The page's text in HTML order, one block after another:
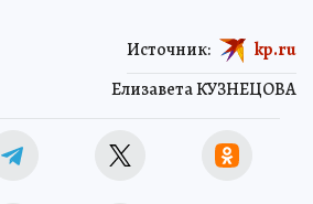
Елизавета КУЗНЕЦОВА
Источник: kp.ru